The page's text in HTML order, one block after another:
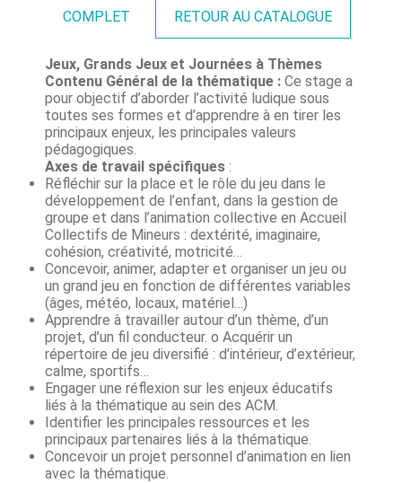
COMPLET RETOUR AU CATALOGUE
Jeux, Grands Jeux et Journées à Thèmes
Contenu Général de la thématique : Ce stage a
pour objectif d’aborder l’activité ludique sous
toutes ses formes et d’apprendre à en tirer les
principaux enjeux, les principales valeurs
pédagogiques.
Axes de travail spécifiques :
Réfléchir sur la place et le rôle du jeu dans le
développement de l’enfant, dans la gestion de
groupe et dans l’animation collective en Accueil
Collectifs de Mineurs : dextérité, imaginaire,
cohésion, créativité, motricité…
Concevoir, animer, adapter et organiser un jeu ou
un grand jeu en fonction de différentes variables
(âges, météo, locaux, matériel…)
Apprendre à travailler autour d’un thème, d’un
projet, d’un fil conducteur. o Acquérir un
répertoire de jeu diversifié : d’intérieur, d’extérieur,
calme, sportifs…
Engager une réflexion sur les enjeux éducatifs
liés à la thématique au sein des ACM.
Identifier les principales ressources et les
principaux partenaires liés à la thématique.
Concevoir un projet personnel d’animation en lien
avec la thématique.